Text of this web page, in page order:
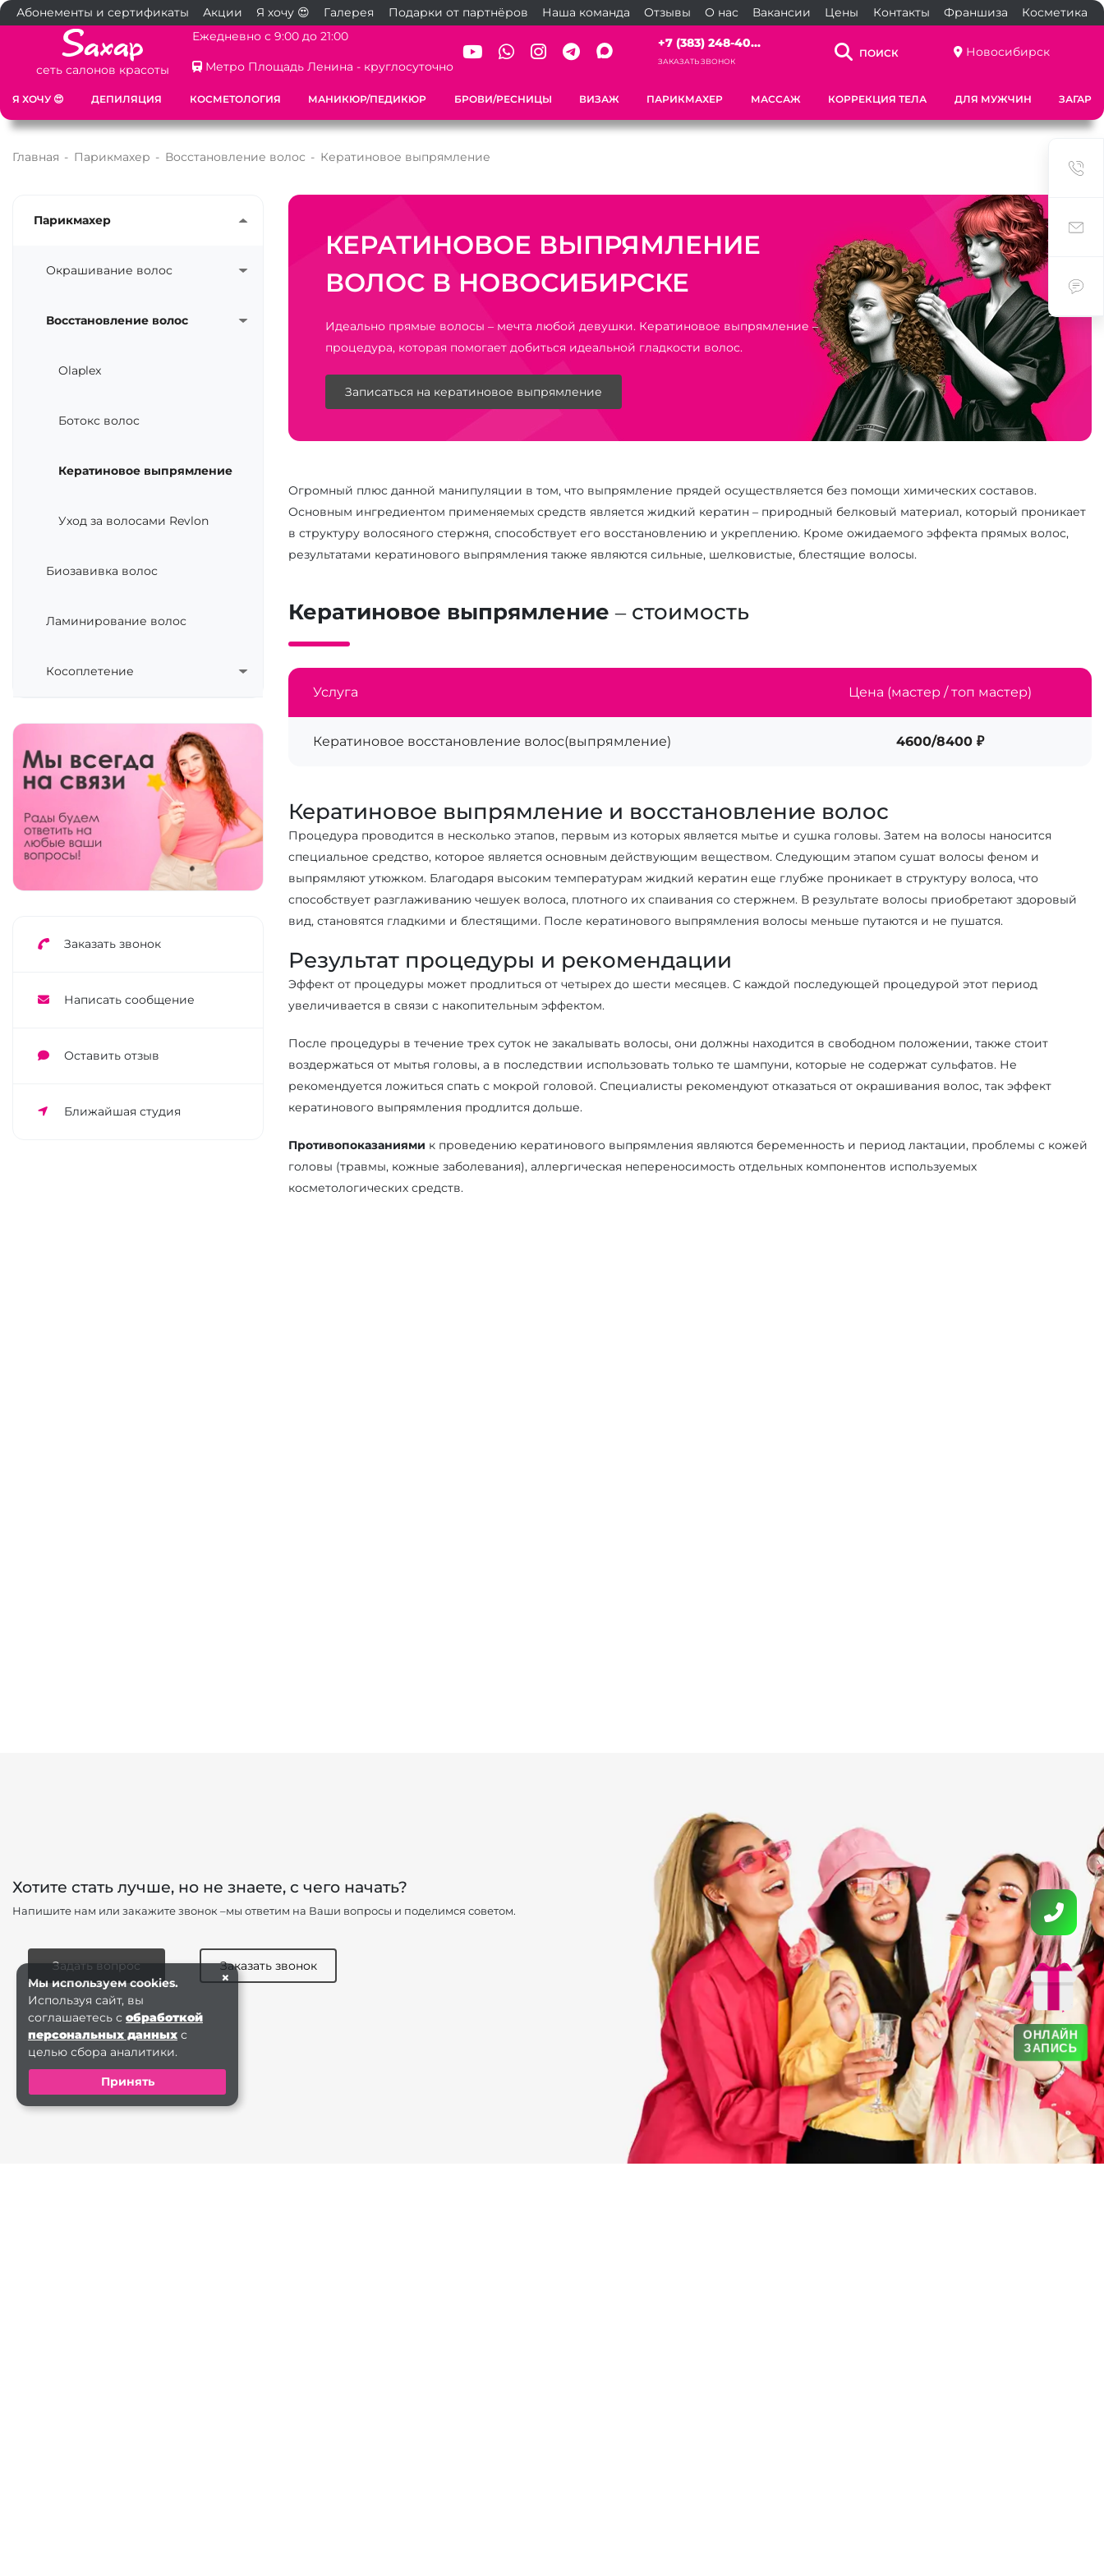
Абонементы и сертификаты Акции Я хочу 😍 Галерея Подарки от партнёров Наша команда Отзывы О нас Вакансии Цены Контакты Франшиза Косметика
сеть салонов красоты
Ежедневно с 9:00 до 21:00
Метро Площадь Ленина - круглосуточно
+7 (383) 248-40...
ЗАКАЗАТЬ ЗВОНОК
ПОИСК Новосибирск
Я ХОЧУ 😍 ДЕПИЛЯЦИЯ КОСМЕТОЛОГИЯ МАНИКЮР/ПЕДИКЮР БРОВИ/РЕСНИЦЫ ВИЗАЖ ПАРИКМАХЕР МАССАЖ КОРРЕКЦИЯ ТЕЛА ДЛЯ МУЖЧИН ЗАГАР
Главная - Парикмахер - Восстановление волос - Кератиновое выпрямление
ОНЛАЙН
ЗАПИСЬ
Парикмахер
Окрашивание волос
Восстановление волос
Olaplex
Ботокс волос
Кератиновое выпрямление
Уход за волосами Revlon
Биозавивка волос
Ламинирование волос
Косоплетение
Заказать звонок
Написать сообщение
Оставить отзыв
Ближайшая студия
КЕРАТИНОВОЕ ВЫПРЯМЛЕНИЕ
ВОЛОС В НОВОСИБИРСКЕ
Идеально прямые волосы – мечта любой девушки. Кератиновое выпрямление –
процедура, которая помогает добиться идеальной гладкости волос.
Записаться на кератиновое выпрямление
Огромный плюс данной манипуляции в том, что выпрямление прядей осуществляется без помощи химических составов.
Основным ингредиентом применяемых средств является жидкий кератин – природный белковый материал, который проникает
в структуру волосяного стержня, способствует его восстановлению и укреплению. Кроме ожидаемого эффекта прямых волос,
результатами кератинового выпрямления также являются сильные, шелковистые, блестящие волосы.
Кератиновое выпрямление – стоимость
Услуга Цена (мастер / топ мастер)
Кератиновое восстановление волос(выпрямление) 4600/8400 ₽
Кератиновое выпрямление и восстановление волос
Процедура проводится в несколько этапов, первым из которых является мытье и сушка головы. Затем на волосы наносится
специальное средство, которое является основным действующим веществом. Следующим этапом сушат волосы феном и
выпрямляют утюжком. Благодаря высоким температурам жидкий кератин еще глубже проникает в структуру волоса, что
способствует разглаживанию чешуек волоса, плотного их спаивания со стержнем. В результате волосы приобретают здоровый
вид, становятся гладкими и блестящими. После кератинового выпрямления волосы меньше путаются и не пушатся.
Результат процедуры и рекомендации
Эффект от процедуры может продлиться от четырех до шести месяцев. С каждой последующей процедурой этот период
увеличивается в связи с накопительным эффектом.
После процедуры в течение трех суток не закалывать волосы, они должны находится в свободном положении, также стоит
воздержаться от мытья головы, а в последствии использовать только те шампуни, которые не содержат сульфатов. Не
рекомендуется ложиться спать с мокрой головой. Специалисты рекомендуют отказаться от окрашивания волос, так эффект
кератинового выпрямления продлится дольше.
Противопоказаниями к проведению кератинового выпрямления являются беременность и период лактации, проблемы с кожей
головы (травмы, кожные заболевания), аллергическая непереносимость отдельных компонентов используемых
косметологических средств.
Хотите стать лучше, но не знаете, с чего начать?
Напишите нам или закажите звонок –мы ответим на Ваши вопросы и поделимся советом.
Задать вопрос Заказать звонок
×
Мы используем cookies.
Используя сайт, вы
соглашаетесь с обработкой
персональных данных с
целью сбора аналитики.
Принять